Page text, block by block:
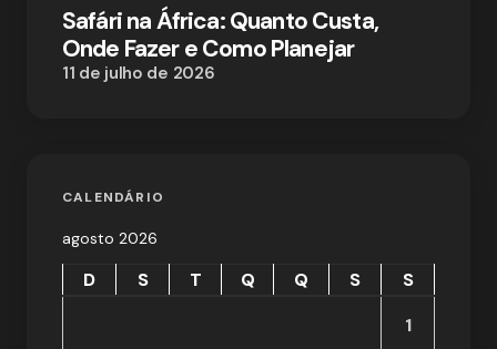
Safári na África: Quanto Custa,
Onde Fazer e Como Planejar
11 de julho de 2026
CALENDÁRIO
agosto 2026
D S T Q Q S
S
1